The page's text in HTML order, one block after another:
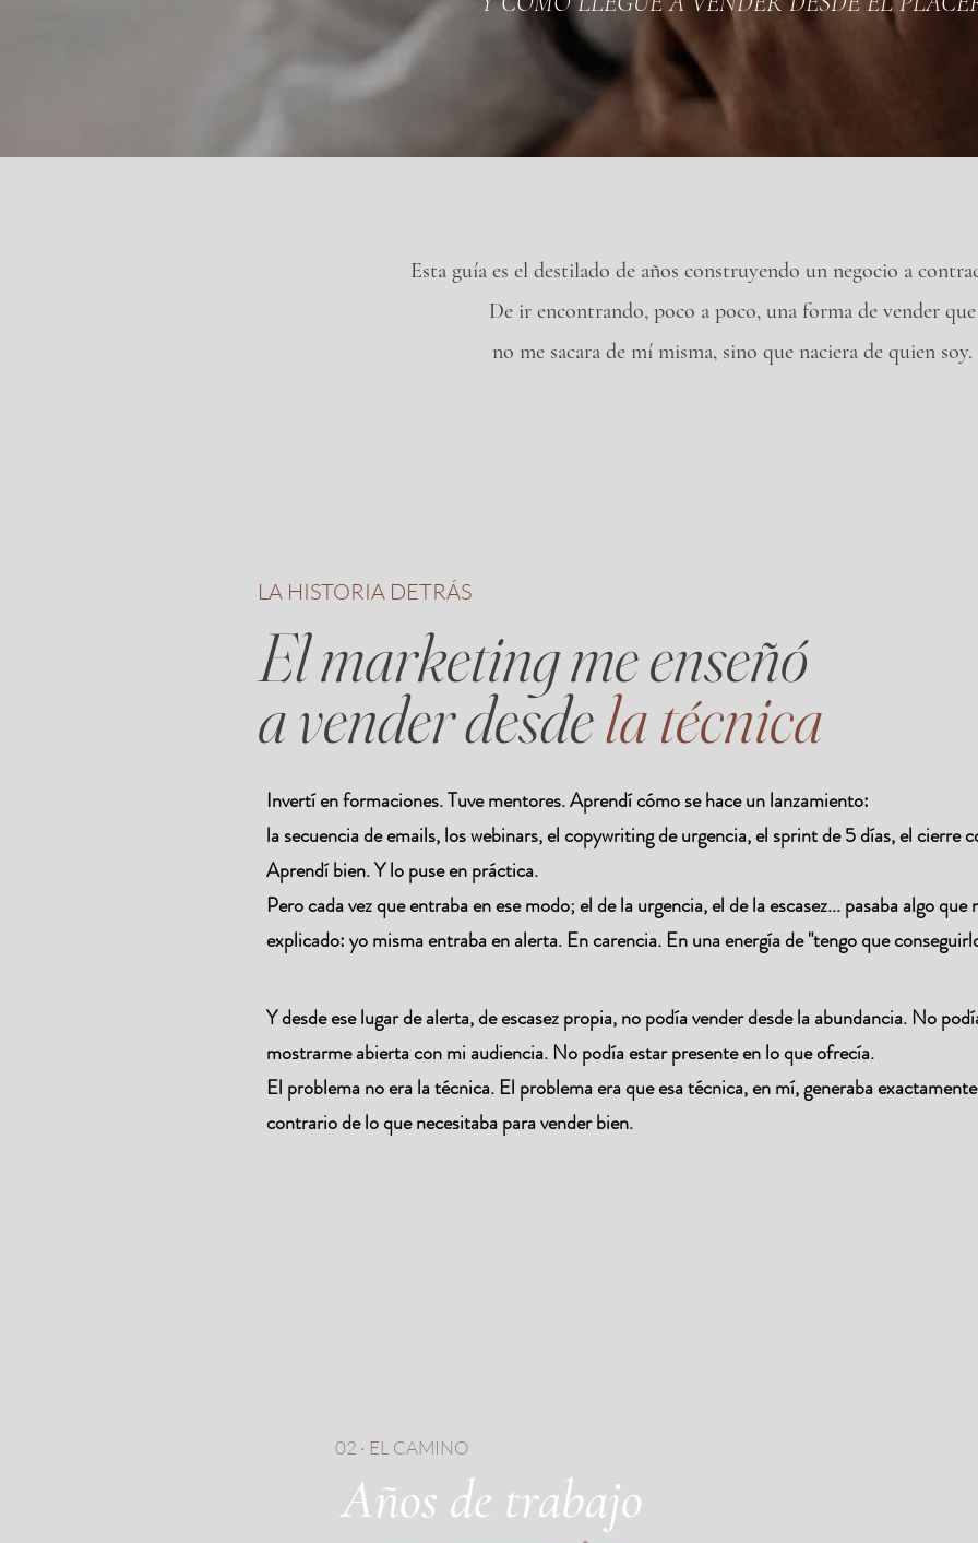
Esta guía es el destilado de años construyendo un negocio a
De ir encontrando, poco a poco, una forma de vender que
no me sacara de mí misma, sino que naciera de quien soy.
LA HISTORIA DETRÁS
El marketing me enseñó
a vender desdela técnica
Invertí en formaciones. Tuve mentores. Aprendí cómo se hace un lanzamiento:
la secuencia de emails, los webinars, el copywriting de urgencia, el sprint de 5 días, el cierre
Aprendí bien. Y lo puse en práctica.
Pero cada vez que entraba en ese modo; el de la urgencia, el de la escasez... pasaba algo que
explicado: yo misma entraba en alerta. En carencia. En una energía de "tengo que
Y desde ese lugar de alerta, de escasez propia, no podía vender desde la abundancia. No
mostrarme abierta con mi audiencia. No podía estar presente en lo que ofrecía.
El problema no era la técnica. El problema era que esa técnica, en mí, generaba
contrario de lo que necesitaba para vender bien.
02 · EL CAMINO
Años de trabajo